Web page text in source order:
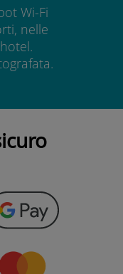
Wi-Fi
nelle